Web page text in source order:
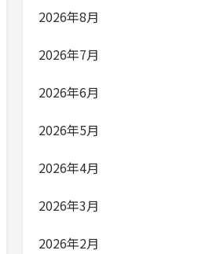
2026年8月
2026年7月
2026年6月
2026年5月
2026年4月
2026年3月
2026年2月